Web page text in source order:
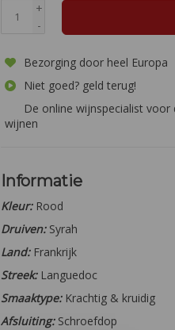
+
-
Bezorging door heel Europa
Niet goed? geld terug!
De online wijnspecialist voor
wijnen
Informatie
Kleur: Rood
Druiven:Syrah
Land:Frankrijk
Streek:Languedoc
Smaaktype:Krachtig & kruidig
Afsluiting:Schroefdop